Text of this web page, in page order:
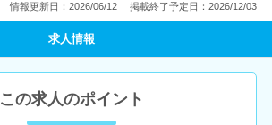
情報更新日：2026/06/12 掲載終了予定日：2026/12/03
求人情報
この求人のポイント